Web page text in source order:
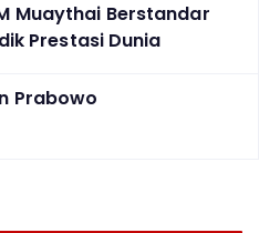
Muaythai Berstandar
Prestasi Dunia
Prabowo